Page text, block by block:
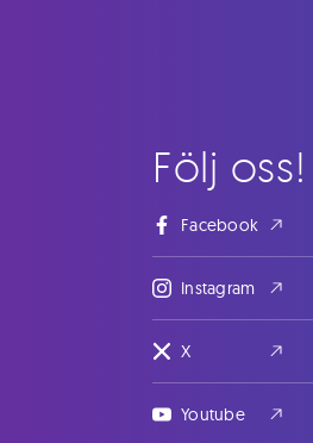
Följ oss!
Facebook
Instagram
X
Youtube